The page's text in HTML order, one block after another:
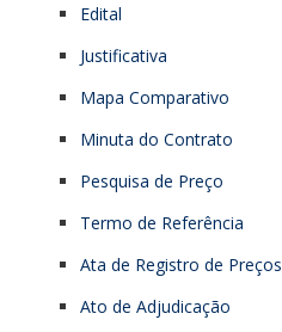
Edital
Justificativa
Mapa Comparativo
Minuta do Contrato
Pesquisa de Preço
Termo de Referência
Ata de Registro de Preços
Ato de Adjudicação